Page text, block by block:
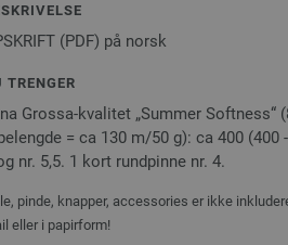
(PDF) på norsk
TRENGER
Grossa-kvalitet „Summer Softness“
= ca 130 m/50 g): ca 400
nr. 5,5. 1 kort rundpinne nr. 4.
pinde, knapper, accessories er ikke
eller i papirform!